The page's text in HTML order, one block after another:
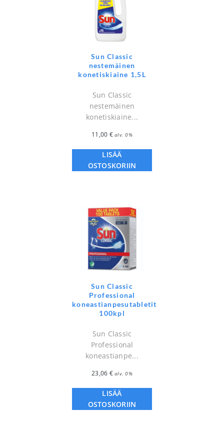
Sun Classic
nestemäinen
konetiskiaine 1,5L
Sun Classic
nestemäinen
konetiskiaine...
11,00 € alv. 0%
LISÄÄ
OSTOSKORIIN
Sun Classic
Professional
koneastianpesutabletit
100kpl
Sun Classic
Professional
koneastianpe...
23,06 € alv. 0%
LISÄÄ
OSTOSKORIIN